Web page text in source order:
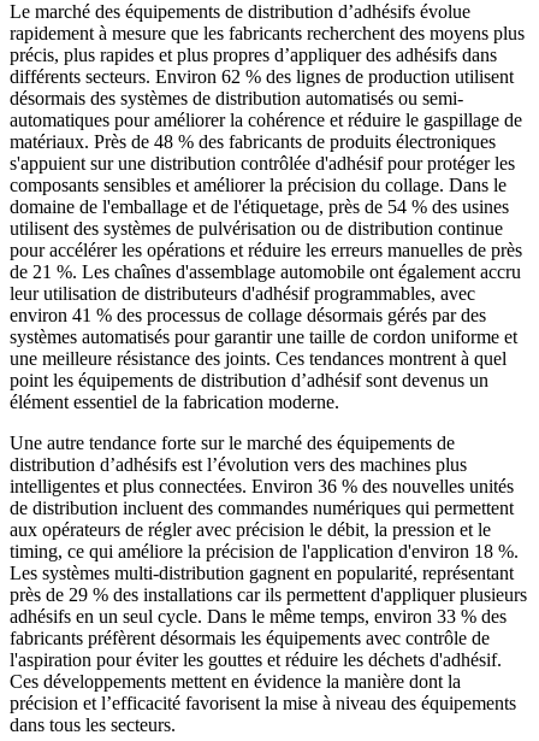
Le marché des équipements de distribution d’adhésifs évolue
rapidement à mesure que les fabricants recherchent des moyens plus
précis, plus rapides et plus propres d’appliquer des adhésifs dans
différents secteurs. Environ 62 % des lignes de production utilisent
désormais des systèmes de distribution automatisés ou semi-
automatiques pour améliorer la cohérence et réduire le gaspillage de
matériaux. Près de 48 % des fabricants de produits électroniques
s'appuient sur une distribution contrôlée d'adhésif pour protéger les
composants sensibles et améliorer la précision du collage. Dans le
domaine de l'emballage et de l'étiquetage, près de 54 % des usines
utilisent des systèmes de pulvérisation ou de distribution continue
pour accélérer les opérations et réduire les erreurs manuelles de près
de 21 %. Les chaînes d'assemblage automobile ont également accru
leur utilisation de distributeurs d'adhésif programmables, avec
environ 41 % des processus de collage désormais gérés par des
systèmes automatisés pour garantir une taille de cordon uniforme et
une meilleure résistance des joints. Ces tendances montrent à quel
point les équipements de distribution d’adhésif sont devenus un
élément essentiel de la fabrication moderne.
Une autre tendance forte sur le marché des équipements de
distribution d’adhésifs est l’évolution vers des machines plus
intelligentes et plus connectées. Environ 36 % des nouvelles unités
de distribution incluent des commandes numériques qui permettent
aux opérateurs de régler avec précision le débit, la pression et le
timing, ce qui améliore la précision de l'application d'environ 18 %.
Les systèmes multi-distribution gagnent en popularité, représentant
près de 29 % des installations car ils permettent d'appliquer plusieurs
adhésifs en un seul cycle. Dans le même temps, environ 33 % des
fabricants préfèrent désormais les équipements avec contrôle de
l'aspiration pour éviter les gouttes et réduire les déchets d'adhésif.
Ces développements mettent en évidence la manière dont la
précision et l’efficacité favorisent la mise à niveau des équipements
dans tous les secteurs.